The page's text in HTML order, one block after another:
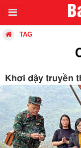
TAG
Khơi dậy truyền